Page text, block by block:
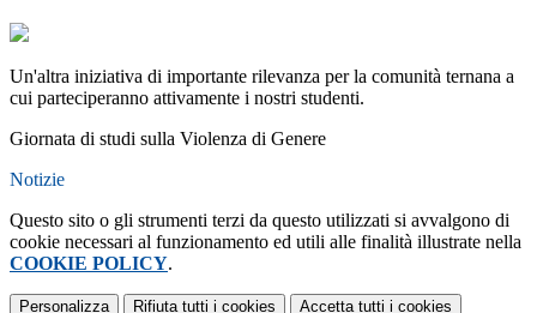
Un'altra iniziativa di importante rilevanza per la comunità ternana a
cui parteciperanno attivamente i nostri studenti.
Giornata di studi sulla Violenza di Genere
Notizie
Questo sito o gli strumenti terzi da questo utilizzati si avvalgono di
cookie necessari al funzionamento ed utili alle finalità illustrate nella
COOKIE POLICY.
Personalizza Rifiuta tutti i cookies Accetta tutti i cookies